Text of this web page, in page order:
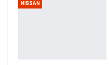
NISSAN